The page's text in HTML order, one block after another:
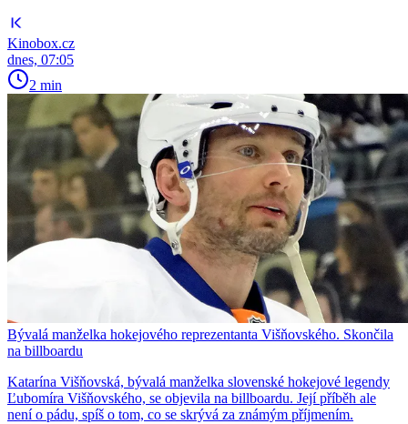
Kinobox.cz
dnes, 07:05
2 min
Bývalá manželka hokejového reprezentanta Višňovského. Skončila
na billboardu
Katarína Višňovská, bývalá manželka slovenské hokejové legendy
Ľubomíra Višňovského, se objevila na billboardu. Její příběh ale
není o pádu, spíš o tom, co se skrývá za známým příjmením.